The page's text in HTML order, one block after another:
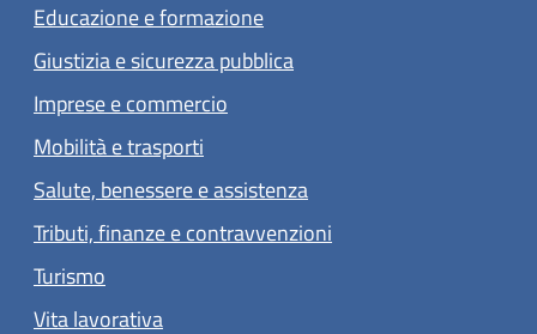
Educazione e formazione
Giustizia e sicurezza pubblica
Imprese e commercio
Mobilità e trasporti
Salute, benessere e assistenza
Tributi, finanze e contravvenzioni
Turismo
Vita lavorativa